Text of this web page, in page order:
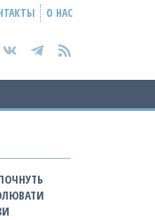
О НАС